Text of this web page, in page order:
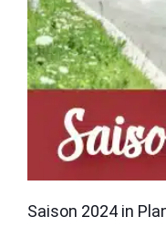
Saison 2024 in